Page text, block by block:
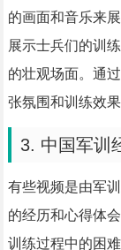
的画面和音乐来
展示士兵们的训
的壮观场面。通
张氛围和训练效果
3. 中国军训
有些视频是由军
的经历和心得体
训练过程中的困